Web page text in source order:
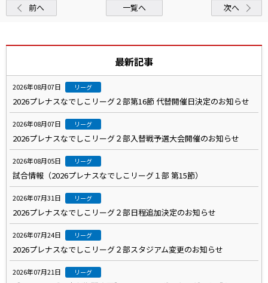
前へ 一覧へ 次へ
最新記事
2026年08月07日 リーグ
2026プレナスなでしこリーグ２部第16節 代替開催日決定のお知らせ
2026年08月07日 リーグ
2026プレナスなでしこリーグ２部入替戦予選大会開催のお知らせ
2026年08月05日 リーグ
試合情報（2026プレナスなでしこリーグ１部 第15節）
2026年07月31日 リーグ
2026プレナスなでしこリーグ２部日程追加決定のお知らせ
2026年07月24日 リーグ
2026プレナスなでしこリーグ２部スタジアム変更のお知らせ
2026年07月21日 リーグ